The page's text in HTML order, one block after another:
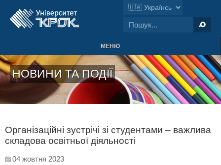
МЕНЮ
НОВИНИ ТА ПОДІЇ
Організаційні зустрічі зі студентами – важлива
складова освітньої діяльності
04 жовтня 2023